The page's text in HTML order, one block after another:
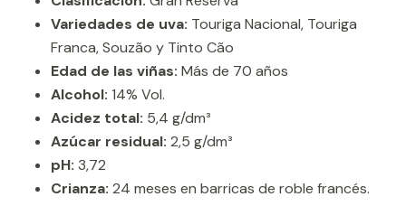
Variedades de uva: Touriga Nacional, Touriga
Franca, Souzão y Tinto Cão
Edad de las viñas: Más de 70 años
Alcohol: 14% Vol.
Acidez total: 5,4 g/dm³
Azúcar residual: 2,5 g/dm³
pH: 3,72
Crianza: 24 meses en barricas de roble francés.